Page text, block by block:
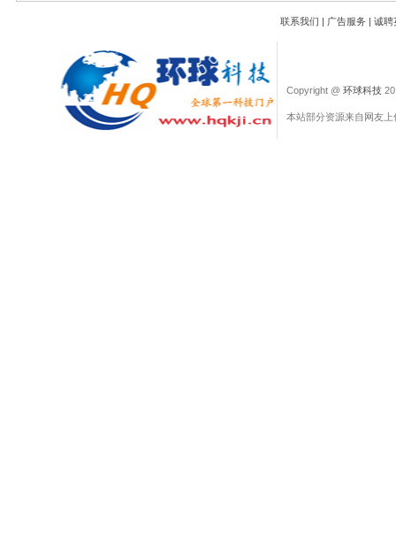
O2O...
联系我们 | 广告服务 | 诚聘
Copyright @ 环球科技
本站部分资源来自网友